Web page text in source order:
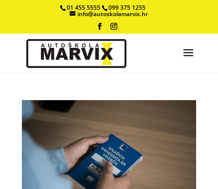
01 455 5555 099 375 1255
info@autoskolamarvix.hr